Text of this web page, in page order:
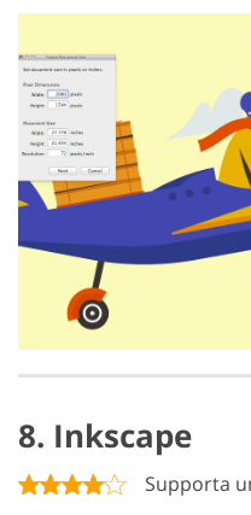
8. Inkscape
Supporta